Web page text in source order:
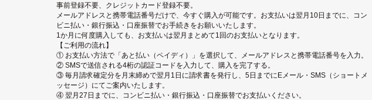
事前登録不要、クレジットカード登録不要。
メールアドレスと携帯電話番号だけで、今すぐ購入が可能です。お支払いは翌月10日までに、コン
ビニ払い・銀行振込・口座振替でお手続きをお願いいたします。
1か月に何度購入しても、お支払いは翌月まとめて1回のお支払いとなります。
【ご利用の流れ】
① お支払い方法で「あと払い（ペイディ）」を選択して、メールアドレスと携帯電話番号を入力。
② SMSで送信される4桁の認証コードを入力して、購入を完了する。
③ 毎月請求確定分を月末締めで翌月1日に請求書を発行し、5日までにEメール・SMS（ショートメ
ッセージ）にてご案内いたします。
④ 翌月27日までに、コンビニ払い・銀行振込・口座振替でお支払いください。